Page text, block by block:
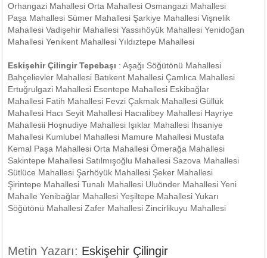
Orhangazi Mahallesi Orta Mahallesi Osmangazi Mahallesi
Paşa Mahallesi Sümer Mahallesi Şarkiye Mahallesi Vişnelik
Mahallesi Vadişehir Mahallesi Yassıhöyük Mahallesi Yenidoğan
Mahallesi Yenikent Mahallesi Yıldıztepe Mahallesi
Eskişehir Çilingir Tepebaşı : Aşağı Söğütönü Mahallesi
Bahçelievler Mahallesi Batıkent Mahallesi Çamlıca Mahallesi
Ertuğrulgazi Mahallesi Esentepe Mahallesi Eskibağlar
Mahallesi Fatih Mahallesi Fevzi Çakmak Mahallesi Güllük
Mahallesi Hacı Seyit Mahallesi Hacıalibey Mahallesi Hayriye
Mahallesii Hoşnudiye Mahallesi Işıklar Mahallesi İhsaniye
Mahallesi Kumlubel Mahallesi Mamure Mahallesi Mustafa
Kemal Paşa Mahallesi Orta Mahallesi Ömerağa Mahallesi
Sakintepe Mahallesi Satılmışoğlu Mahallesi Sazova Mahallesi
Sütlüce Mahallesi Şarhöyük Mahallesi Şeker Mahallesi
Şirintepe Mahallesi Tunalı Mahallesi Uluönder Mahallesi Yeni
Mahalle Yenibağlar Mahallesi Yeşiltepe Mahallesi Yukarı
Söğütönü Mahallesi Zafer Mahallesi Zincirlikuyu Mahallesi
Metin Yazarı: Eskişehir Çilingir